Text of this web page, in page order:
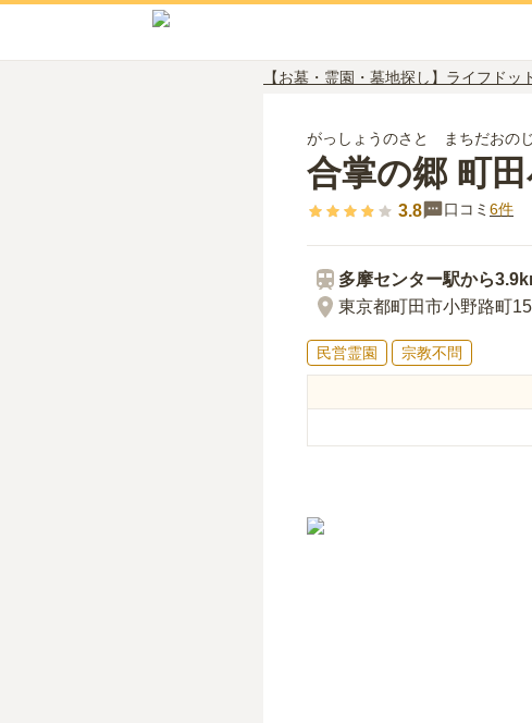
【お墓・霊園・墓地探し】ライフドッ
がっしょうのさと まちだおの
合掌の郷 町
3.8 口コミ 6件
多摩センター駅から
東京都町田市小野路町
民営霊園 宗教不問